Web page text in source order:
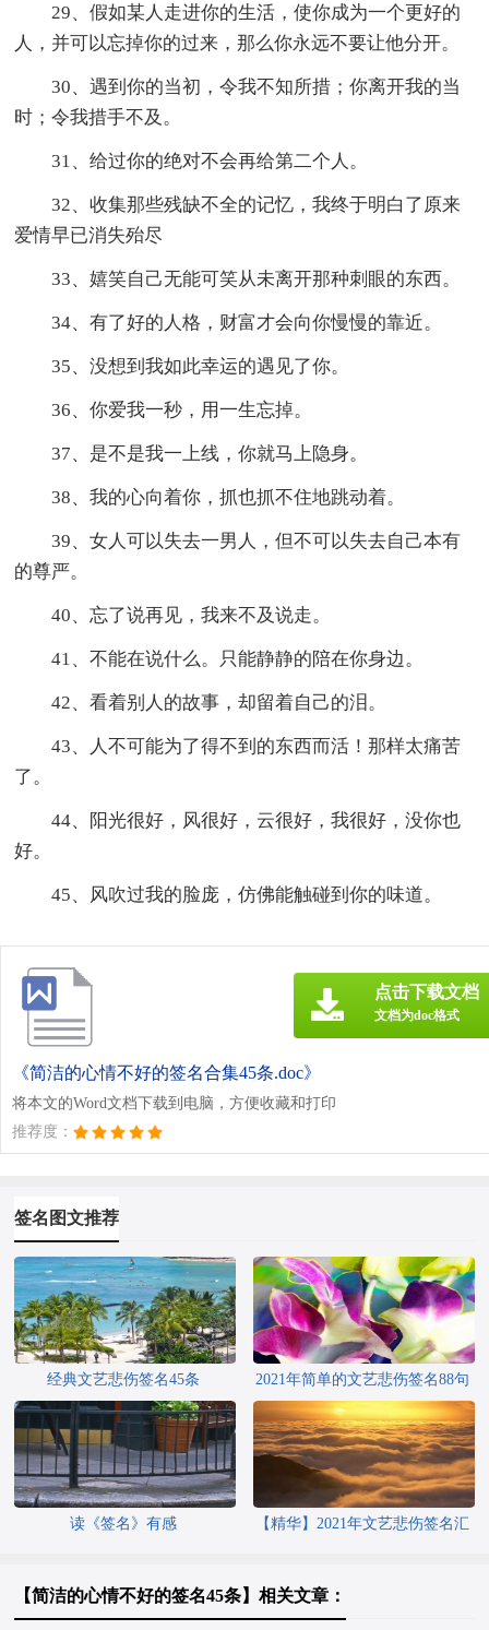
29、假如某人走进你的生活，使你成为一个更好的
人，并可以忘掉你的过来，那么你永远不要让他分开。
30、遇到你的当初，令我不知所措；你离开我的当
时；令我措手不及。
31、给过你的绝对不会再给第二个人。
32、收集那些残缺不全的记忆，我终于明白了原来
爱情早已消失殆尽
33、嬉笑自己无能可笑从未离开那种刺眼的东西。
34、有了好的人格，财富才会向你慢慢的靠近。
35、没想到我如此幸运的遇见了你。
36、你爱我一秒，用一生忘掉。
37、是不是我一上线，你就马上隐身。
38、我的心向着你，抓也抓不住地跳动着。
39、女人可以失去一男人，但不可以失去自己本有
的尊严。
40、忘了说再见，我来不及说走。
41、不能在说什么。只能静静的陪在你身边。
42、看着别人的故事，却留着自己的泪。
43、人不可能为了得不到的东西而活！那样太痛苦
了。
44、阳光很好，风很好，云很好，我很好，没你也
好。
45、风吹过我的脸庞，仿佛能触碰到你的味道。
《简洁的心情不好的签名合集45条.doc》
将本文的Word文档下载到电脑，方便收藏和打印
推荐度：
点击下载文档
文档为doc格式
签名图文推荐
经典文艺悲伤签名45条 2021年简单的文艺悲伤签名88句
读《签名》有感
【精华】2021年文艺悲伤签名汇
【简洁的心情不好的签名45条】相关文章：